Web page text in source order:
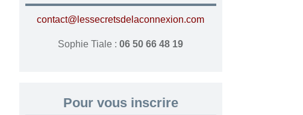
contact@lessecretsdelaconnexion.com
Sophie Tiale :06 50 66 48 19
Pour vous inscrire